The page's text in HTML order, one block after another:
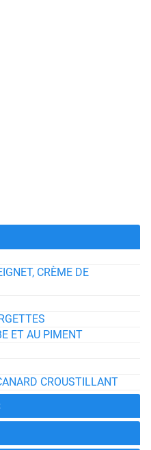
CRÈME DE
ET AU PIMENT
CROUSTILLANT